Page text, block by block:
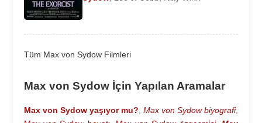
Headey,Emilia Clarke
6. Sezonunda Üç gözlü kuzgun olarak diziye dahil
Filmleri ve Dizileri:
Tüm Max von Sydow Filmleri
Max von Sydow İçin Yapılan Aramalar
Max von Sydow yaşıyor mu? Max von Sydow biyografi,